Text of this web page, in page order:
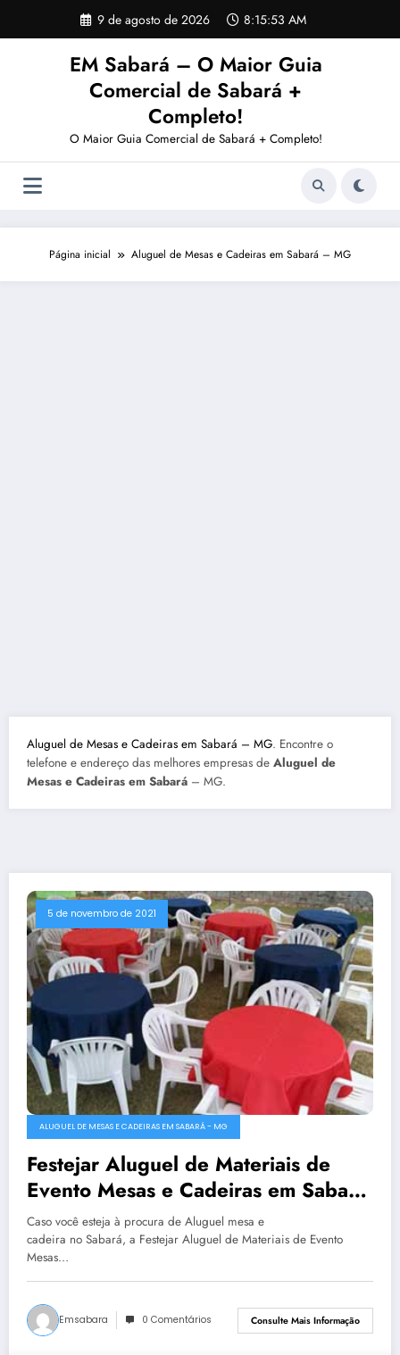
o
9 de agosto de 2026 8:15:54 AM
EM Sabará – O Maior Guia
Comercial de Sabará +
Completo!
O Maior Guia Comercial de Sabará + Completo!
Página inicial Aluguel de Mesas e Cadeiras em Sabará – MG
Aluguel de Mesas e Cadeiras em Sabará – MG. Encontre o
telefone e endereço das melhores empresas de Aluguel de
Mesas e Cadeiras em Sabará – MG.
5 de novembro de 2021
ALUGUEL DE MESAS E CADEIRAS EM SABARÁ - MG
Festejar Aluguel de Materiais de
Evento Mesas e Cadeiras em Sabará
– MG
Caso você esteja à procura de Aluguel mesa e
cadeira no Sabará, a Festejar Aluguel de Materiais de Evento
Mesas…
Emsabara 0 Comentários Consulte Mais Informação